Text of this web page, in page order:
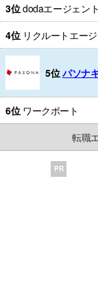
3位dodaエージェン
4位 リクルートエー
5位パソナ
6位 ワークポート
転職
PR